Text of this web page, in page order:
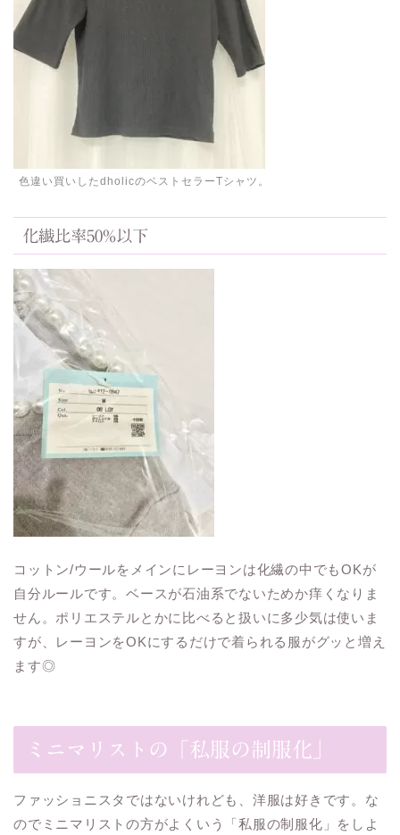
色違い買いしたdholicのベストセラーTシャツ。
化繊比率50%以下
コットン/ウールをメインにレーヨンは化繊の中でもOKが
自分ルールです。ベースが石油系でないためか痒くなりま
せん。ポリエステルとかに比べると扱いに多少気は使いま
すが、レーヨンをOKにするだけで着られる服がグッと増え
ます◎
ミニマリストの「私服の制服化」
ファッショニスタではないけれども、洋服は好きです。な
のでミニマリストの方がよくいう「私服の制服化」をしよ